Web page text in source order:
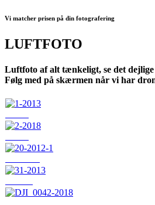
Vi matcher prisen på din fotografering
LUFTFOTO
Luftfoto af alt tænkeligt, se det
Følg med på skærmen når vi har